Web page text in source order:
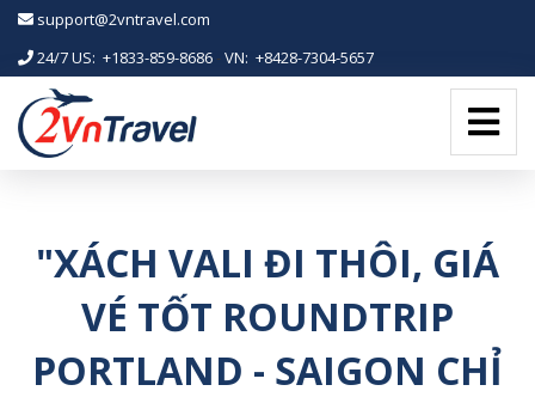
-->
support@2vntravel.com
24/7 US: +1833-859-8686 - VN: +8428-7304-5657
"XÁCH VALI ĐI THÔI, GIÁ
VÉ TỐT ROUNDTRIP
PORTLAND - SAIGON CHỈ